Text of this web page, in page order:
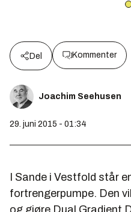
Del Kommenter
Joachim Seehusen
29. juni 2015 - 01:34
I Sande i Vestfold står
fortrengerpumpe. Den